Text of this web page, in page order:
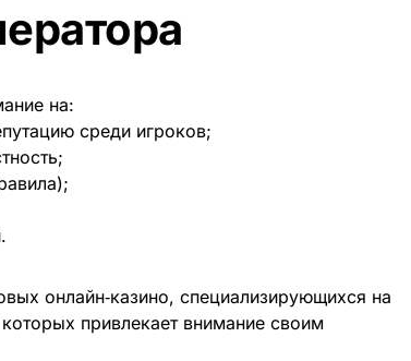
на:
среди игроков;
онлайн‑казино, специализирующихся на
привлекает внимание своим